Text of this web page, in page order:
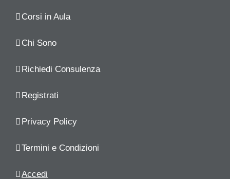
Corsi in Aula
Chi Sono
Richiedi Consulenza
Registrati
Privacy Policy
Termini e Condizioni
Accedi